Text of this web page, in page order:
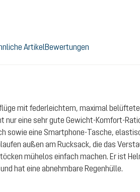
ArtikelBewertungen
mit federleichtem, maximal
eine sehr gute Gewicht-Komfort-
sowie eine Smartphone-Tasche,
außen am Rucksack, die das
mühelos einfach machen. Er ist
hat eine abnehmbare Regenhülle.